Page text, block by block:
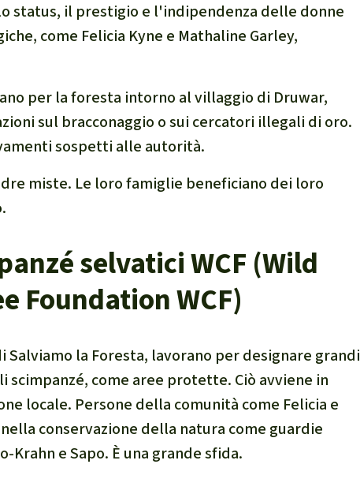
status, il prestigio e l'indipendenza delle donne
come Felicia Kyne e Mathaline Garley,
per la foresta intorno al villaggio di Druwar,
sul bracconaggio o sui cercatori illegali di oro.
sospetti alle autorità.
miste. Le loro famiglie beneficiano dei loro
selvatici WCF (Wild
Foundation WCF)
la Foresta, lavorano per designare grandi
come aree protette. Ciò avviene in
locale. Persone della comunità come Felicia e
conservazione della natura come guardie
Krahn e Sapo. È una grande sfida.